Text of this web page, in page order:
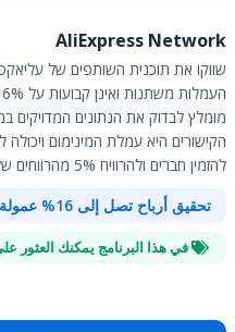
AliExpress Network
שווקו את תוכנית השותפים של
מומלץ לבדוק את הנתונים המדויקים
להזמין חברים ולהרוויח 5% מהרווחים שלהם.
تحقيق أرباح تصل إلى 16% عمولة لكل إحالة ناجحة
في هذا البرنامج يمكنك العثور